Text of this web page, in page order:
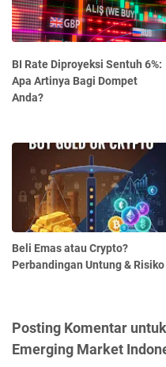
BI Rate Diproyeksi Sentuh 6%:
Apa Artinya Bagi Dompet
Anda?
Beli Emas atau Crypto?
Perbandingan Untung & Risiko
Posting Komentar
Emerging Market